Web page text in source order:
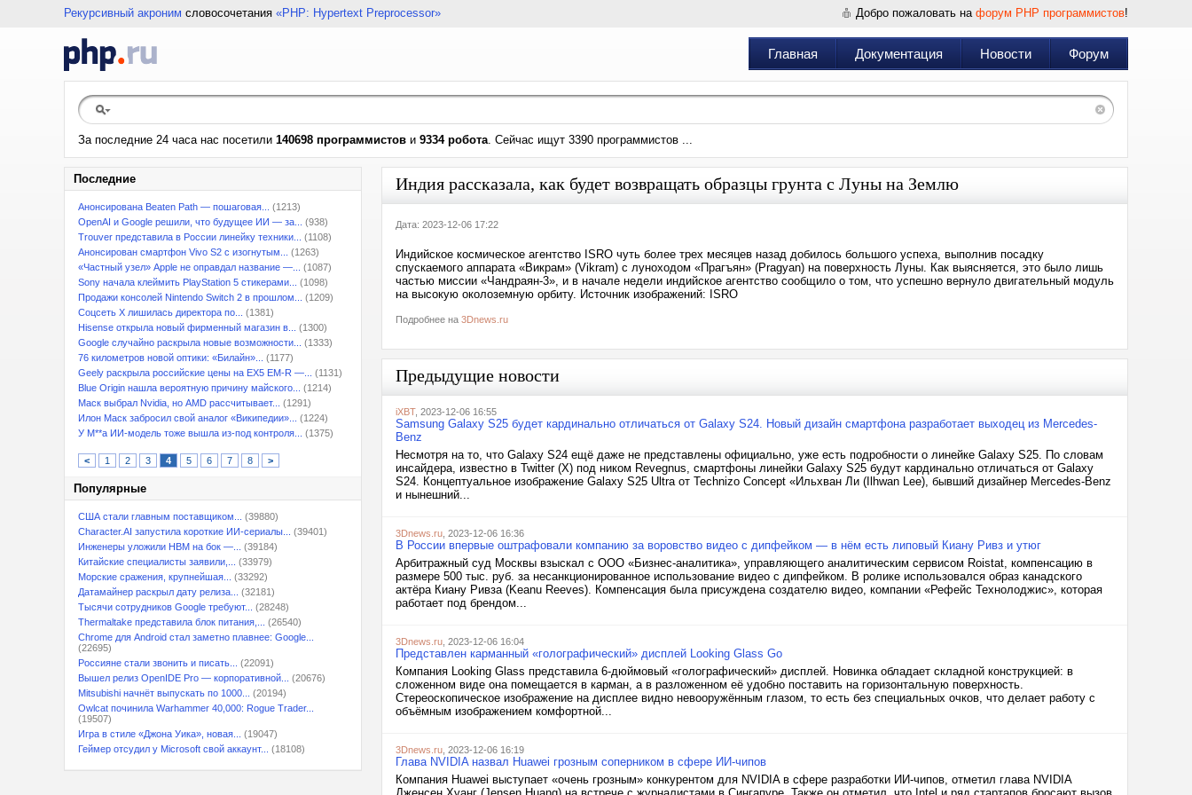
Рекурсивный акроним словосочетания «PHP: Hypertext Preprocessor» Добро пожаловать на форум PHP программистов!
Главная Документация Новости Форум
За последние 24 часа нас посетили 140698 программистов и 9334 робота. Сейчас ищут 3390 программистов ...
Последние
Анонсирована Beaten Path — пошаговая...
(1213)
OpenAI и Google решили, что будущее ИИ — за...
(938)
Trouver представила в России линейку техники...
(1108)
Анонсирован смартфон Vivo S2 с изогнутым...
(1263)
«Частный узел» Apple не оправдал название —...
(1087)
Sony начала клеймить PlayStation 5 стикерами...
(1098)
Продажи консолей Nintendo Switch 2 в прошлом...
(1209)
Соцсеть X лишилась директора по...
(1381)
Hisense открыла новый фирменный магазин в...
(1300)
Google случайно раскрыла новые возможности...
(1333)
76 километров новой оптики: «Билайн»...
(1177)
Geely раскрыла российские цены на EX5 EM-R —...
(1131)
Blue Origin нашла вероятную причину майского...
(1214)
Маск выбрал Nvidia, но AMD рассчитывает...
(1291)
Илон Маск забросил свой аналог «Википедии»...
(1224)
У M**a ИИ-модель тоже вышла из-под контроля...
(1375)
< 1 2 3 4 5 6 7 8 >
Популярные
США стали главным поставщиком...
(39880)
Character.AI запустила короткие ИИ-сериалы...
(39401)
Инженеры уложили HBM на бок —...
(39184)
Китайские специалисты заявили,...
(33979)
Морские сражения, крупнейшая...
(33292)
Датамайнер раскрыл дату релиза...
(32181)
Тысячи сотрудников Google требуют...
(28248)
Thermaltake представила блок питания,...
(26540)
Chrome для Android стал заметно плавнее: Google...
(22695)
Россияне стали звонить и писать...
(22091)
Вышел релиз OpenIDE Pro — корпоративной...
(20676)
Mitsubishi начнёт выпускать по 1000...
(20194)
Owlcat починила Warhammer 40,000: Rogue Trader...
(19507)
Игра в стиле «Джона Уика», новая...
(19047)
Геймер отсудил у Microsoft свой аккаунт...
(18108)
Индия рассказала, как будет возвращать образцы грунта с Луны на Землю
Дата: 2023-12-06 17:22
Индийское космическое агентство ISRO чуть более трех месяцев назад добилось большого успеха, выполнив посадку
спускаемого аппарата «Викрам» (Vikram) с луноходом «Прагъян» (Pragyan) на поверхность Луны. Как выясняется, это было лишь
частью миссии «Чандраян-3», и в начале недели индийское агентство сообщило о том, что успешно вернуло двигательный модуль
на высокую околоземную орбиту. Источник изображений: ISRO
Подробнее на 3Dnews.ru
Предыдущие новости
iXBT, 2023-12-06 16:55
Samsung Galaxy S25 будет кардинально отличаться от Galaxy S24. Новый дизайн смартфона разработает выходец из Mercedes-
Benz
Несмотря на то, что Galaxy S24 ещё даже не представлены официально, уже есть подробности о линейке Galaxy S25. По словам
инсайдера, известно в Twitter (X) под ником Revegnus, смартфоны линейки Galaxy S25 будут кардинально отличаться от Galaxy
S24. Концептуальное изображение Galaxy S25 Ultra от Technizo Concept «Ильхван Ли (Ilhwan Lee), бывший дизайнер Mercedes-Benz
и нынешний...
3Dnews.ru , 2023-12-06 16:36
В России впервые оштрафовали компанию за воровство видео с дипфейком — в нём есть липовый Киану Ривз и утюг
Арбитражный суд Москвы взыскал с ООО «Бизнес-аналитика», управляющего аналитическим сервисом Roistat, компенсацию в
размере 500 тыс. руб. за несанкционированное использование видео с дипфейком. В ролике использовался образ канадского
актёра Киану Ривза (Keanu Reeves). Компенсация была присуждена создателю видео, компании «Рефейс Технолоджис», которая
работает под брендом...
3Dnews.ru , 2023-12-06 16:04
Представлен карманный «голографический» дисплей Looking Glass Go
Компания Looking Glass представила 6-дюймовый «голографический» дисплей. Новинка обладает складной конструкцией: в
сложенном виде она помещается в карман, а в разложенном её удобно поставить на горизонтальную поверхность.
Стереоскопическое изображение на дисплее видно невооружённым глазом, то есть без специальных очков, что делает работу с
объёмным изображением комфортной...
3Dnews.ru , 2023-12-06 16:19
Глава NVIDIA назвал Huawei грозным соперником в сфере ИИ-чипов
Компания Huawei выступает «очень грозным» конкурентом для NVIDIA в сфере разработки ИИ-чипов, отметил глава NVIDIA